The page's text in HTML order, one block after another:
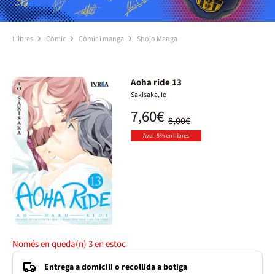
Llibres Còmic Còmic i manga Shojo Manga
Aoha ride 13
Sakisaka, Io
8,00€
7,60€
Avui -5% en llibres
Només en queda(n)3en estoc
Entrega a domicili o recollida a botiga